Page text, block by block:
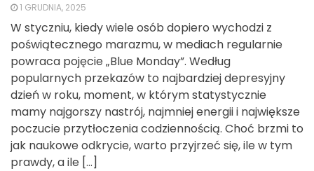
1 GRUDNIA, 2025
W styczniu, kiedy wiele osób dopiero wychodzi z
poświątecznego marazmu, w mediach regularnie
powraca pojęcie „Blue Monday”. Według
popularnych przekazów to najbardziej depresyjny
dzień w roku, moment, w którym statystycznie
mamy najgorszy nastrój, najmniej energii i największe
poczucie przytłoczenia codziennością. Choć brzmi to
jak naukowe odkrycie, warto przyjrzeć się, ile w tym
prawdy, a ile […]